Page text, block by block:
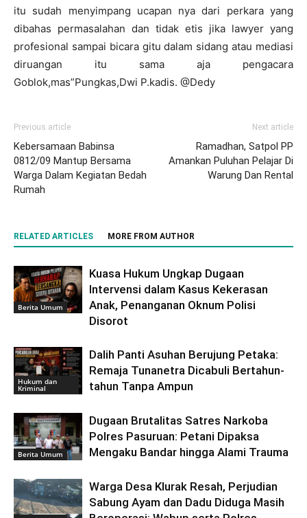
itu sudah menyimpang ucapan nya dari perkara yang
dibahas permasalahan dan tidak etis jika lawyer yang
profesional sampai bicara gitu dalam sidang atau mediasi
diruangan itu sama aja pengacara
Goblok,mas”Pungkas,Dwi P.kadis. @Dedy
Previous article
Kebersamaan Babinsa
0812/09 Mantup Bersama
Warga Dalam Kegiatan Bedah
Rumah
Next article
Ramadhan, Satpol PP
Amankan Puluhan Pelajar Di
Warung Dan Rental
RELATED ARTICLES MORE FROM AUTHOR
Berita Umum
Kuasa Hukum Ungkap Dugaan
Intervensi dalam Kasus Kekerasan
Anak, Penanganan Oknum Polisi
Disorot
Hukum dan
Kriminal
Dalih Panti Asuhan Berujung Petaka:
Remaja Tunanetra Dicabuli Bertahun-
tahun Tanpa Ampun
Berita Umum
Dugaan Brutalitas Satres Narkoba
Polres Pasuruan: Petani Dipaksa
Mengaku Bandar hingga Alami Trauma
Warga Desa Klurak Resah, Perjudian
Sabung Ayam dan Dadu Diduga Masih